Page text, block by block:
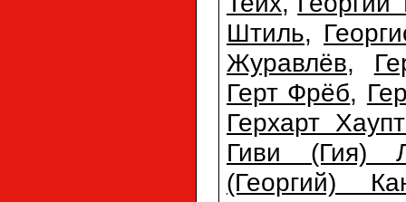
Штиль,
Журавлёв,
Герт Фрёб,
Герхарт
Гиви (Гия)
(Георгий)